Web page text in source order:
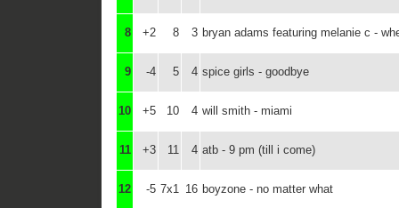
8 +2 8 3 bryan adams featuring melanie c -
9 -4 5 4 spice girls - goodbye
10 +5 10 4 will smith - miami
11 +3 11 4 atb - 9 pm (till i come)
12 -5 7x1 16 boyzone - no matter what